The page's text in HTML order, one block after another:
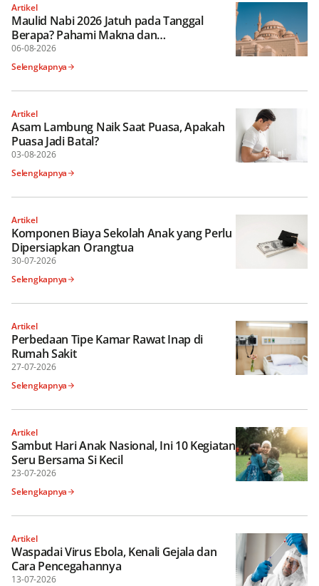
Artikel
Maulid Nabi 2026 Jatuh pada Tanggal
Berapa? Pahami Makna dan
Keutamaannya
06-08-2026
Selengkapnya
Artikel
Asam Lambung Naik Saat Puasa, Apakah
Puasa Jadi Batal?
03-08-2026
Selengkapnya
Artikel
Komponen Biaya Sekolah Anak yang Perlu
Dipersiapkan Orangtua
30-07-2026
Selengkapnya
Artikel
Perbedaan Tipe Kamar Rawat Inap di
Rumah Sakit
27-07-2026
Selengkapnya
Artikel
Sambut Hari Anak Nasional, Ini 10 Kegiatan
Seru Bersama Si Kecil
23-07-2026
Selengkapnya
Artikel
Waspadai Virus Ebola, Kenali Gejala dan
Cara Pencegahannya
13-07-2026